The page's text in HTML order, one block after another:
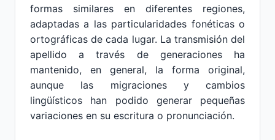
formas similares en diferentes regiones,
adaptadas a las particularidades fonéticas o
ortográficas de cada lugar. La transmisión del
apellido a través de generaciones ha
mantenido, en general, la forma original,
aunque las migraciones y cambios
lingüísticos han podido generar pequeñas
variaciones en su escritura o pronunciación.